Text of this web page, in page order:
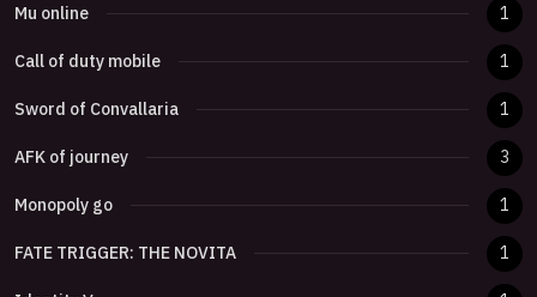
Mu online
1
Call of duty mobile
1
Sword of Convallaria
1
AFK of journey
3
Monopoly go
1
FATE TRIGGER: THE NOVITA
1